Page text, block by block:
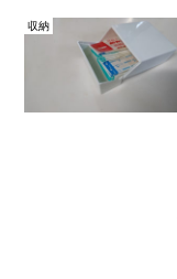
収納